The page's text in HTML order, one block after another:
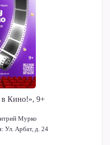
Кино!», 9+
Мурко
Ул. Арбат, д. 24